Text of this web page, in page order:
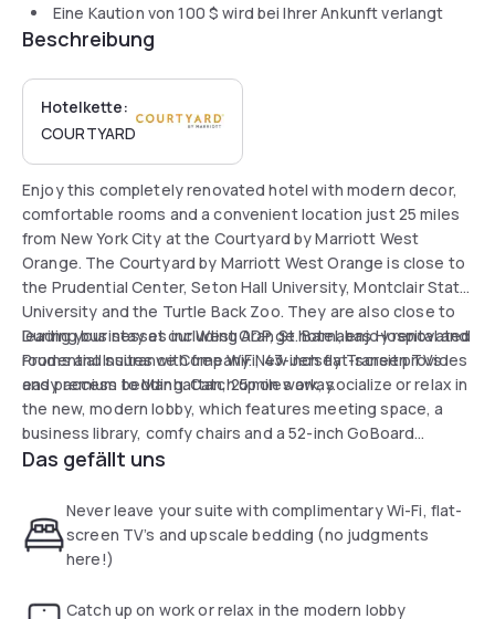
Eine Kaution von100 $ wird bei Ihrer Ankunft verlangt
Beschreibung
Hotelkette:
COURTYARD
Enjoy this completely renovated hotel with modern decor,
comfortable rooms and a convenient location just 25 miles
from New York City at the Courtyard by Marriott West
Orange. The Courtyard by Marriott West Orange is close to
the Prudential Center, Seton Hall University, Montclair State
University and the Turtle Back Zoo. They are also close to
leading businesses including ADP, St. Barnabas Hospital and
Prudential Insurance Company. New Jersey Transit provides
easy access to Manhattan, 25 miles away.
During your stay at our West Orange hotel, enjoy renovated
rooms and suites with free WiFi, 43-inch flat-screen TVs
and premium bedding. Catch up on work, socialize or relax in
the new, modern lobby, which features meeting space, a
business library, comfy chairs and a 52-inch GoBoard
touchscreen TV. Stop by the Bistro in the morning for your
evening for dinner and a full bar. Relax and rejuvenate in the
indoor pool and fitness centre.
Das gefällt uns
Never leave your suite with complimentary Wi-Fi, flat-
screen TV’s and upscale bedding (no judgments
here!)
Catch up on work or relax in the modern lobby